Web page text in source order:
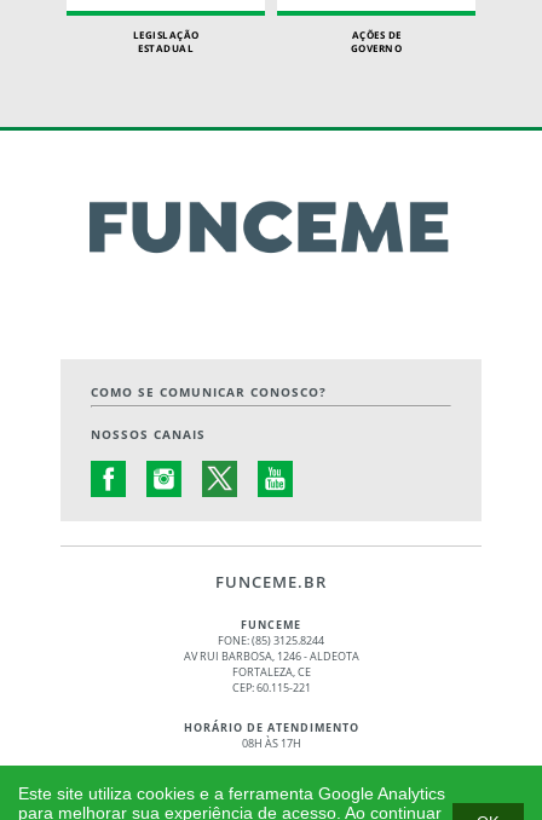
LEGISLAÇÃO
ESTADUAL
AÇÕES DE
GOVERNO
COMO SE COMUNICAR CONOSCO?
NOSSOS CANAIS
FUNCEME.BR
FUNCEME
FONE: (85) 3125.8244
AV RUI BARBOSA, 1246 - ALDEOTA
FORTALEZA, CE
CEP: 60.115-221
HORÁRIO DE ATENDIMENTO
08H ÀS 17H
TODOS OS DIREITOS RESERVADOS
Este site utiliza cookies e a ferramenta Google Analytics
para melhorar sua experiência de acesso. Ao continuar